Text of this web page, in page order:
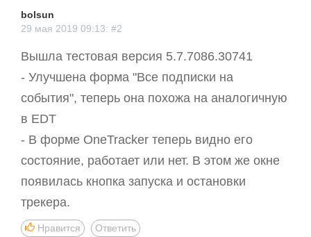
bolsun
29 мая 2019 09:13: #2
Вышла тестовая версия 5.7.7086.30741
- Улучшена форма "Все подписки на
события", теперь она похожа на аналогичную
в EDT
- В форме OneTracker теперь видно его
состояние, работает или нет. В этом же окне
появилась кнопка запуска и остановки
трекера.
Нравится Ответить